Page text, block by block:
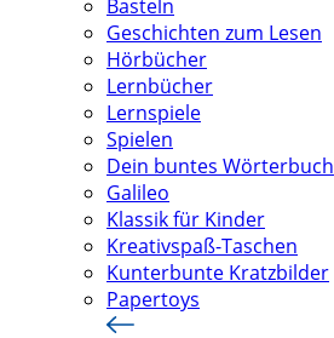
Basteln
Geschichten zum Lesen
Hörbücher
Lernbücher
Lernspiele
Spielen
Dein buntes Wörterbuch
Galileo
Klassik für Kinder
Kreativspaß-Taschen
Kunterbunte Kratzbilder
Papertoys